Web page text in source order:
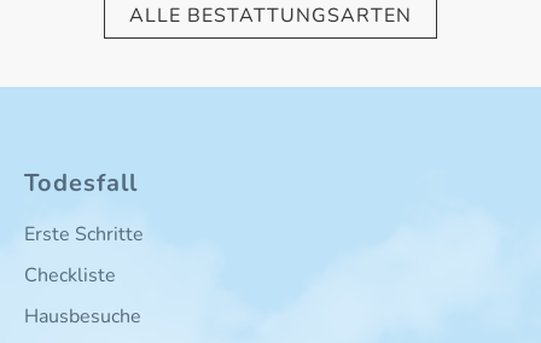
ALLE BESTATTUNGSARTEN
Todesfall
Erste Schritte
Checkliste
Hausbesuche